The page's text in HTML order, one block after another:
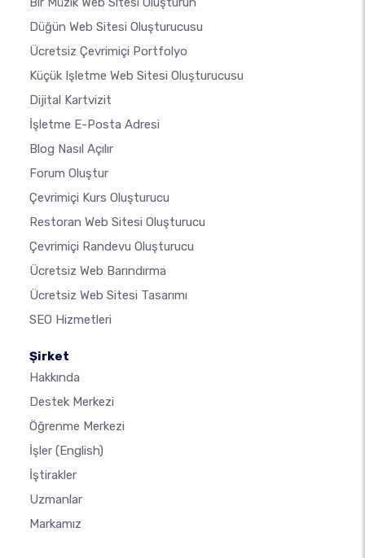
Düğün Web Sitesi Oluşturucusu
Ücretsiz Çevrimiçi Portfolyo
Küçük Işletme Web Sitesi Oluşturucusu
Dijital Kartvizit
İşletme E-Posta Adresi
Blog Nasıl Açılır
Forum Oluştur
Çevrimiçi Kurs Oluşturucu
Restoran Web Sitesi Oluşturucu
Çevrimiçi Randevu Oluşturucu
Ücretsiz Web Barındırma
Ücretsiz Web Sitesi Tasarımı
SEO Hizmetleri
Şirket
Hakkında
Destek Merkezi
Öğrenme Merkezi
İşler (English)
İştirakler
Uzmanlar
Markamız